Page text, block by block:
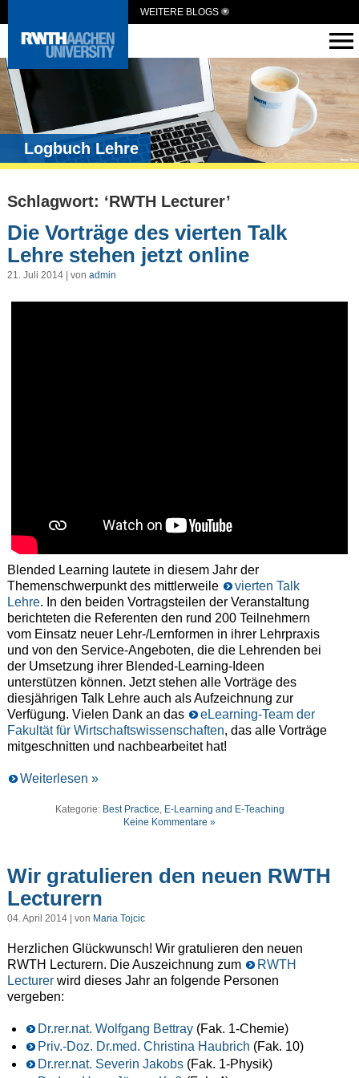
WEITERE BLOGS
Logbuch Lehre
Schlagwort: ‘RWTH Lecturer’
Die Vorträge des vierten Talk
Lehre stehen jetzt online
21. Juli 2014 | von admin
Blended Learning lautete in diesem Jahr der
Themenschwerpunkt des mittlerweile
vierten Talk
Lehre. In den beiden Vortragsteilen der Veranstaltung
berichteten die Referenten den rund 200 Teilnehmern
vom Einsatz neuer Lehr-/Lernformen in ihrer Lehrpraxis
und von den Service-Angeboten, die die Lehrenden bei
der Umsetzung ihrer Blended-Learning-Ideen
unterstützen können. Jetzt stehen alle Vorträge des
diesjährigen Talk Lehre auch als Aufzeichnung zur
Verfügung. Vielen Dank an das
eLearning-Team der
Fakultät für Wirtschaftswissenschaften, das alle Vorträge
mitgeschnitten und nachbearbeitet hat!
Weiterlesen »
Kategorie: Best Practice E-Learning and E-Teaching
Keine Kommentare »
Wir gratulieren den neuen RWTH
Lecturern
04. April 2014 | von Maria Tojcic
Herzlichen Glückwunsch! Wir gratulieren den neuen
RWTH Lecturern. Die Auszeichnung zum
RWTH
Lecturerwird dieses Jahr an folgende Personen
vergeben:
Dr.rer.nat. Wolfgang Bettray(Fak. 1-Chemie)
Priv.-Doz. Dr.med. Christina Haubrich (Fak. 10)
Dr.rer.nat. Severin Jakobs(Fak. 1-Physik)